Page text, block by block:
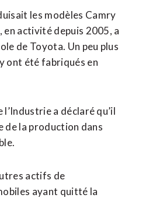
les modèles Camry
en activité depuis 2005, a
de Toyota. Un peu plus
ont été fabriqués en
a déclaré qu’il
la production dans
actifs de
ayant quitté la